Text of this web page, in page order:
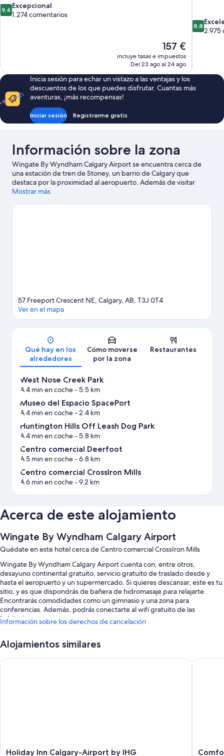
9.4
sobre
9,4 Excepcional
1.274 comentarios
El
precio
actual
de
157 €
157 €
incluye tasas e impuestos
Del 23 ago al 24 ago
8.8
sobre
8,8
2.975
Inicia sesión para echar un vistazo a las ventajas y los
descuentos de los que puedes disfrutar. Cuantas más
aventuras, ¡más recompensas!
Iniciar sesión Registrarme gratis
Información sobre la zona
Wingate By Wyndham Calgary Airport se encuentra cerca de
una estación de tren de Stoney, un barrio de Calgary que
destaca por la proximidad al aeropuerto. Además de visitar
lugares emblemáticos como Calgary Tower y Heritage Park
Centro comercial CrossIron Mills y Centro comercial Chinook
Mostrar más
Mapa
57 Freeport Crescent NE, Calgary, AB, T3J 0T4
Ver en el mapa
Qué hay en los
alrededores
Cómo moverse
por la zona
Restaurantes
West Nose Creek Park
A 4 min en coche- 5.5 km
Museo del Espacio SpacePort
A 4 min en coche- 2.4 km
Huntington Hills Off Leash Dog Park
A 4 min en coche- 5.8 km
Centro comercial Deerfoot
A 5 min en coche- 6.8 km
Centro comercial CrossIron Mills
A 6 min en coche- 9.2 km
Acerca de este alojamiento
Wingate By Wyndham Calgary Airport
Quédate en este hotel cerca de Centro comercial CrossIron Mills
Wingate By Wyndham Calgary Airport cuenta con, entre otros,
desayuno continental gratuito, servicio gratuito de traslado desde y
hasta el aeropuerto y un supermercado. Si quieres descansar, este es tu
sitio, y es que dispondrás de bañera de hidromasaje para relajarte.
Encontrarás comodidades como un gimnasio y una zona para
conferencias. Además, podrás conectarte al wifi gratuito de las
habitaciones.
Una piscina cubierta
Aparcamiento gratis y aparcamiento de larga duración (de pago)
Características de la habitación
Información sobre los derechos de cancelación
Alojamientos similares
Holiday
Holiday Inn Calgary-Airport by IHG
Holiday Inn Calgary-Airport by IHG
Comfort
Comfort